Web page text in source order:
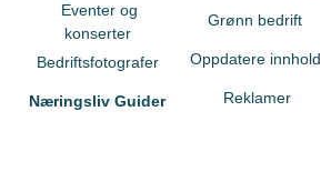
Eventer og
konserter
Bedriftsfotografer
Næringsliv Guider
Grønn bedrift
Oppdatere innhold
Reklamer